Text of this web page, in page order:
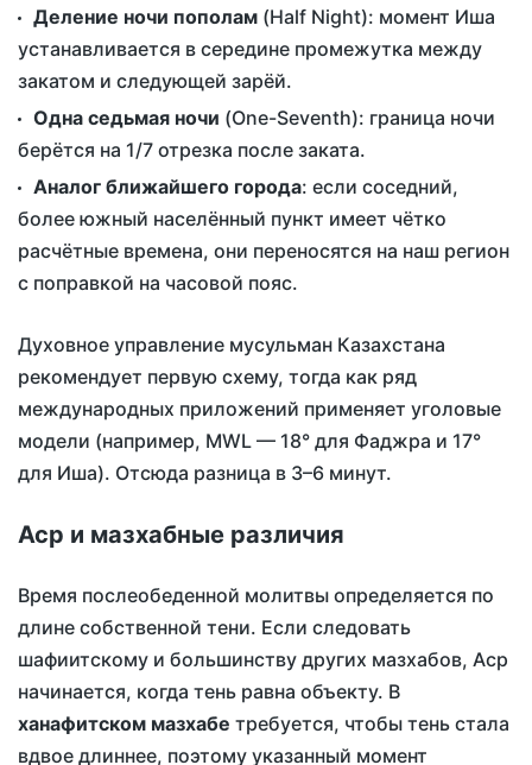
Деление ночи пополам (Half Night): момент Иша
устанавливается в середине промежутка между
закатом и следующей зарёй.
Одна седьмая ночи (One-Seventh): граница ночи
берётся на 1/7 отрезка после заката.
Аналог ближайшего города: если соседний,
более южный населённый пункт имеет чётко
расчётные времена, они переносятся на наш регион
с поправкой на часовой пояс.
Духовное управление мусульман Казахстана
рекомендует первую схему, тогда как ряд
международных приложений применяет уголовые
модели (например, MWL — 18° для Фаджра и 17°
для Иша). Отсюда разница в 3–6 минут.
Аср и мазхабные различия
Время послеобеденной молитвы определяется по
длине собственной тени. Если следовать
шафиитскому и большинству других мазхабов, Аср
начинается, когда тень равна объекту. В
ханафитском мазхабе требуется, чтобы тень стала
вдвое длиннее, поэтому указанный момент